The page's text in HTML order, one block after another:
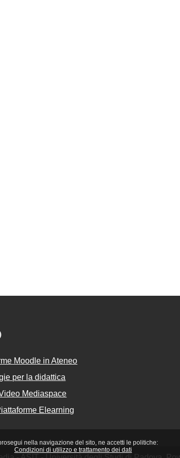
nella navigazione del sito, ne accetti le politiche:
Condizioni di utilizzo e trattamento dei dati
Moodle in Ateneo
per la didattica
Mediaspace
Elearning